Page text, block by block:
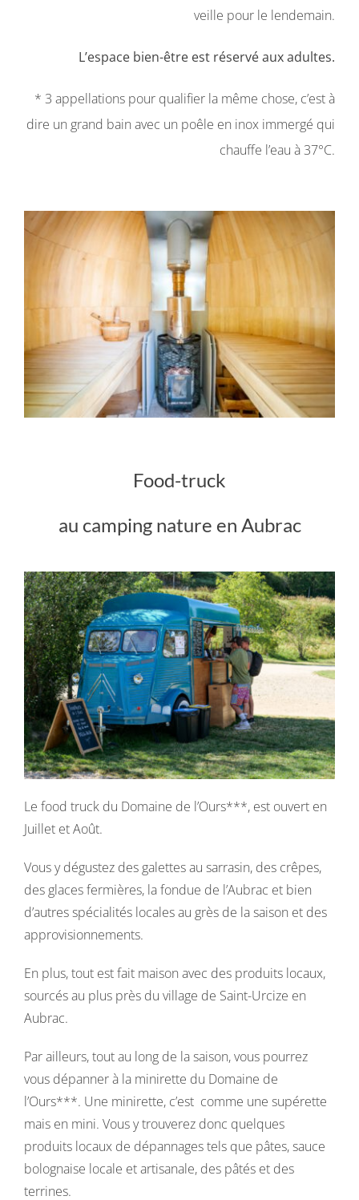
veille pour le lendemain.
L’espace bien-être est réservé aux adultes.
* 3 appellations pour qualifier la même chose, c’est à
dire un grand bain avec un poêle en inox immergé qui
chauffe l’eau à 37°C.
Food-truck
au camping nature en Aubrac
Le food truck du Domaine de l’Ours***, est ouvert en
Juillet et Août.
Vous y dégustez des galettes au sarrasin, des crêpes,
des glaces fermières, la fondue de l’Aubrac et bien
d’autres spécialités locales au grès de la saison et des
approvisionnements.
En plus, tout est fait maison avec des produits locaux,
sourcés au plus près du village de Saint-Urcize en
Aubrac.
Par ailleurs, tout au long de la saison, vous pourrez
vous dépanner à la minirette du Domaine de
l’Ours***. Une minirette, c’est comme une supérette
mais en mini. Vous y trouverez donc quelques
produits locaux de dépannages tels que pâtes, sauce
bolognaise locale et artisanale, des pâtés et des
terrines.